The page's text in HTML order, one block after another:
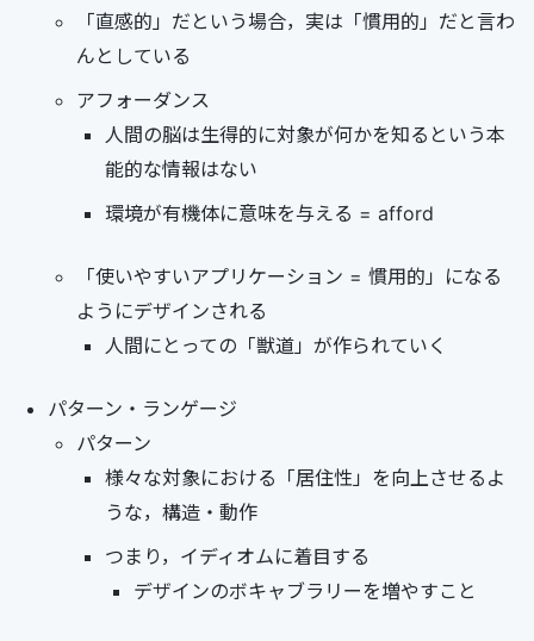
「直感的」だという場合，実は「慣用的」だと言わ
んとしている
アフォーダンス
人間の脳は生得的に対象が何かを知るという本
能的な情報はない
環境が有機体に意味を与える = afford
「使いやすいアプリケーション = 慣用的」になる
ようにデザインされる
人間にとっての「獣道」が作られていく
パターン・ランゲージ
パターン
様々な対象における「居住性」を向上させるよ
うな，構造・動作
つまり，イディオムに着目する
デザインのボキャブラリーを増やすこと